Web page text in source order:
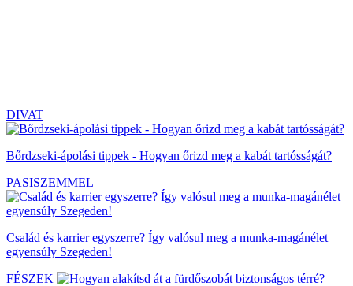
DIVAT
Bőrdzseki-ápolási tippek - Hogyan őrizd meg a kabát tartósságát?
PASISZEMMEL
Család és karrier egyszerre? Így valósul meg a munka-magánélet
egyensúly Szegeden!
FÉSZEK